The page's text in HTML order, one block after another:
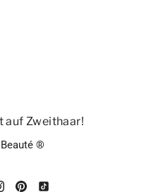
auf Zweithaar!
®